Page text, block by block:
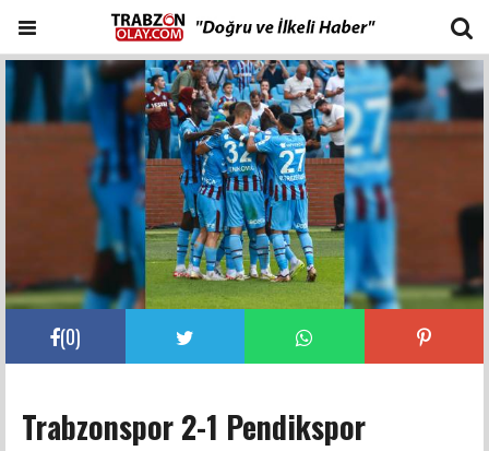
(0)
Trabzonspor 2-1 Pendikspor